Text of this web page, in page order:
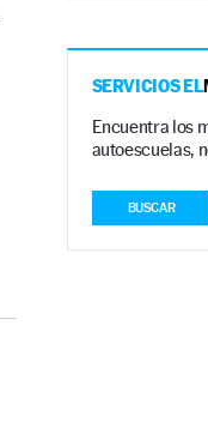
SERVICIOS EL
Encuentra los
autoescuelas,
BUSCAR